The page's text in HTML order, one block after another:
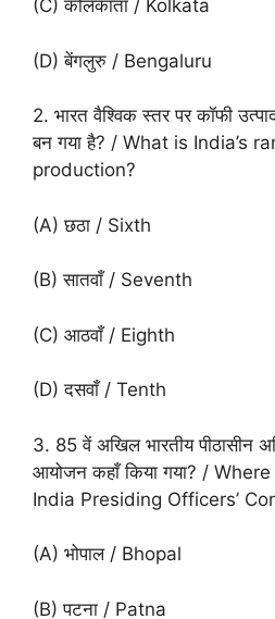
(C) कोलकाता / Kolkata
(D) बेंगलुरु / Bengaluru
2. भारत वैश्विक स्तर पर कॉफी
बन गया है? / What is India’s
production?
(A) छठा / Sixth
(B) सातवाँ / Seventh
(C) आठवाँ / Eighth
(D) दसवाँ / Tenth
3. 85 वें अखिल भारतीय पीठासीन
आयोजन कहाँ किया गया? /
India Presiding Officers’
(A) भोपाल / Bhopal
(B) पटना / Patna